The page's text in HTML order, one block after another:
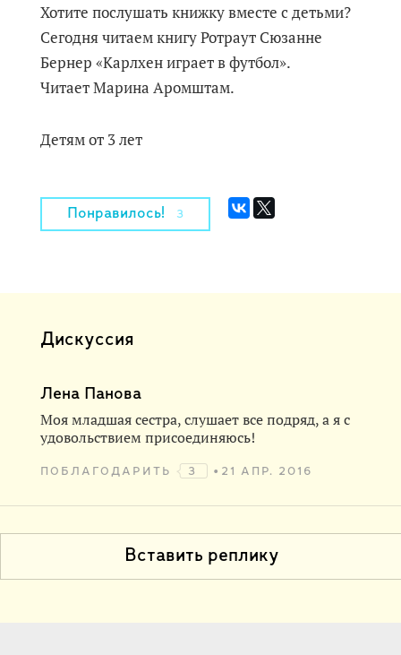
Хотите послушать книжку вместе с детьми?
Сегодня читаем книгу Ротраут Сюзанне
Бернер «Карлхен играет в футбол».
Читает Марина Аромштам.
Детям от 3 лет
Понравилось! 3
Дискуссия
Лена Панова
Моя младшая сестра, слушает все подряд, а я с
удовольствием присоединяюсь!
ПОБЛАГОДАРИТЬ 3 21 АПР. 2016
Вставить реплику